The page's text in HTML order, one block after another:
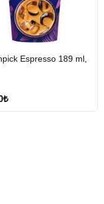
Espresso 189 ml,